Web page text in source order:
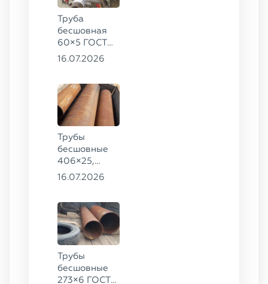
Труба
бесшовная
60×5 ГОСТ
8732-78, ст.
16.07.2026
Трубы
бесшовные
406×25,
325×20,
09Г2С
16.07.2026
Трубы
бесшовные
273×6 ГОСТ